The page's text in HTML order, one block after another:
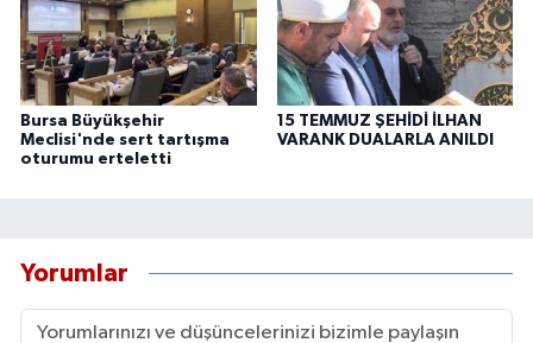
Bursa Büyükşehir
Meclisi'nde sert tartışma
oturumu erteletti
15 TEMMUZ ŞEHİDİ İLHAN
VARANK DUALARLA ANILDI
Yorumlar